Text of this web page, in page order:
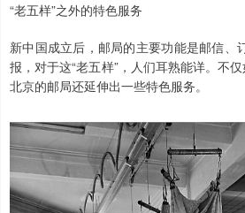
“老五样”之外的特色服务
新中国成立后，邮局的主要功能是邮信、
报，对于这“老五样”，人们耳熟能详。不仅
北京的邮局还延伸出一些特色服务。